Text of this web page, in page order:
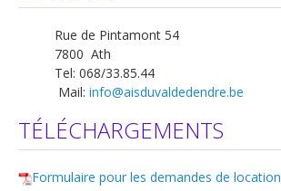
Rue de Pintamont 54
7800 Ath
Tel: 068/33.85.44
Mail: info@aisduvaldedendre.be
TÉLÉCHARGEMENTS
Formulaire pour les demandes de location